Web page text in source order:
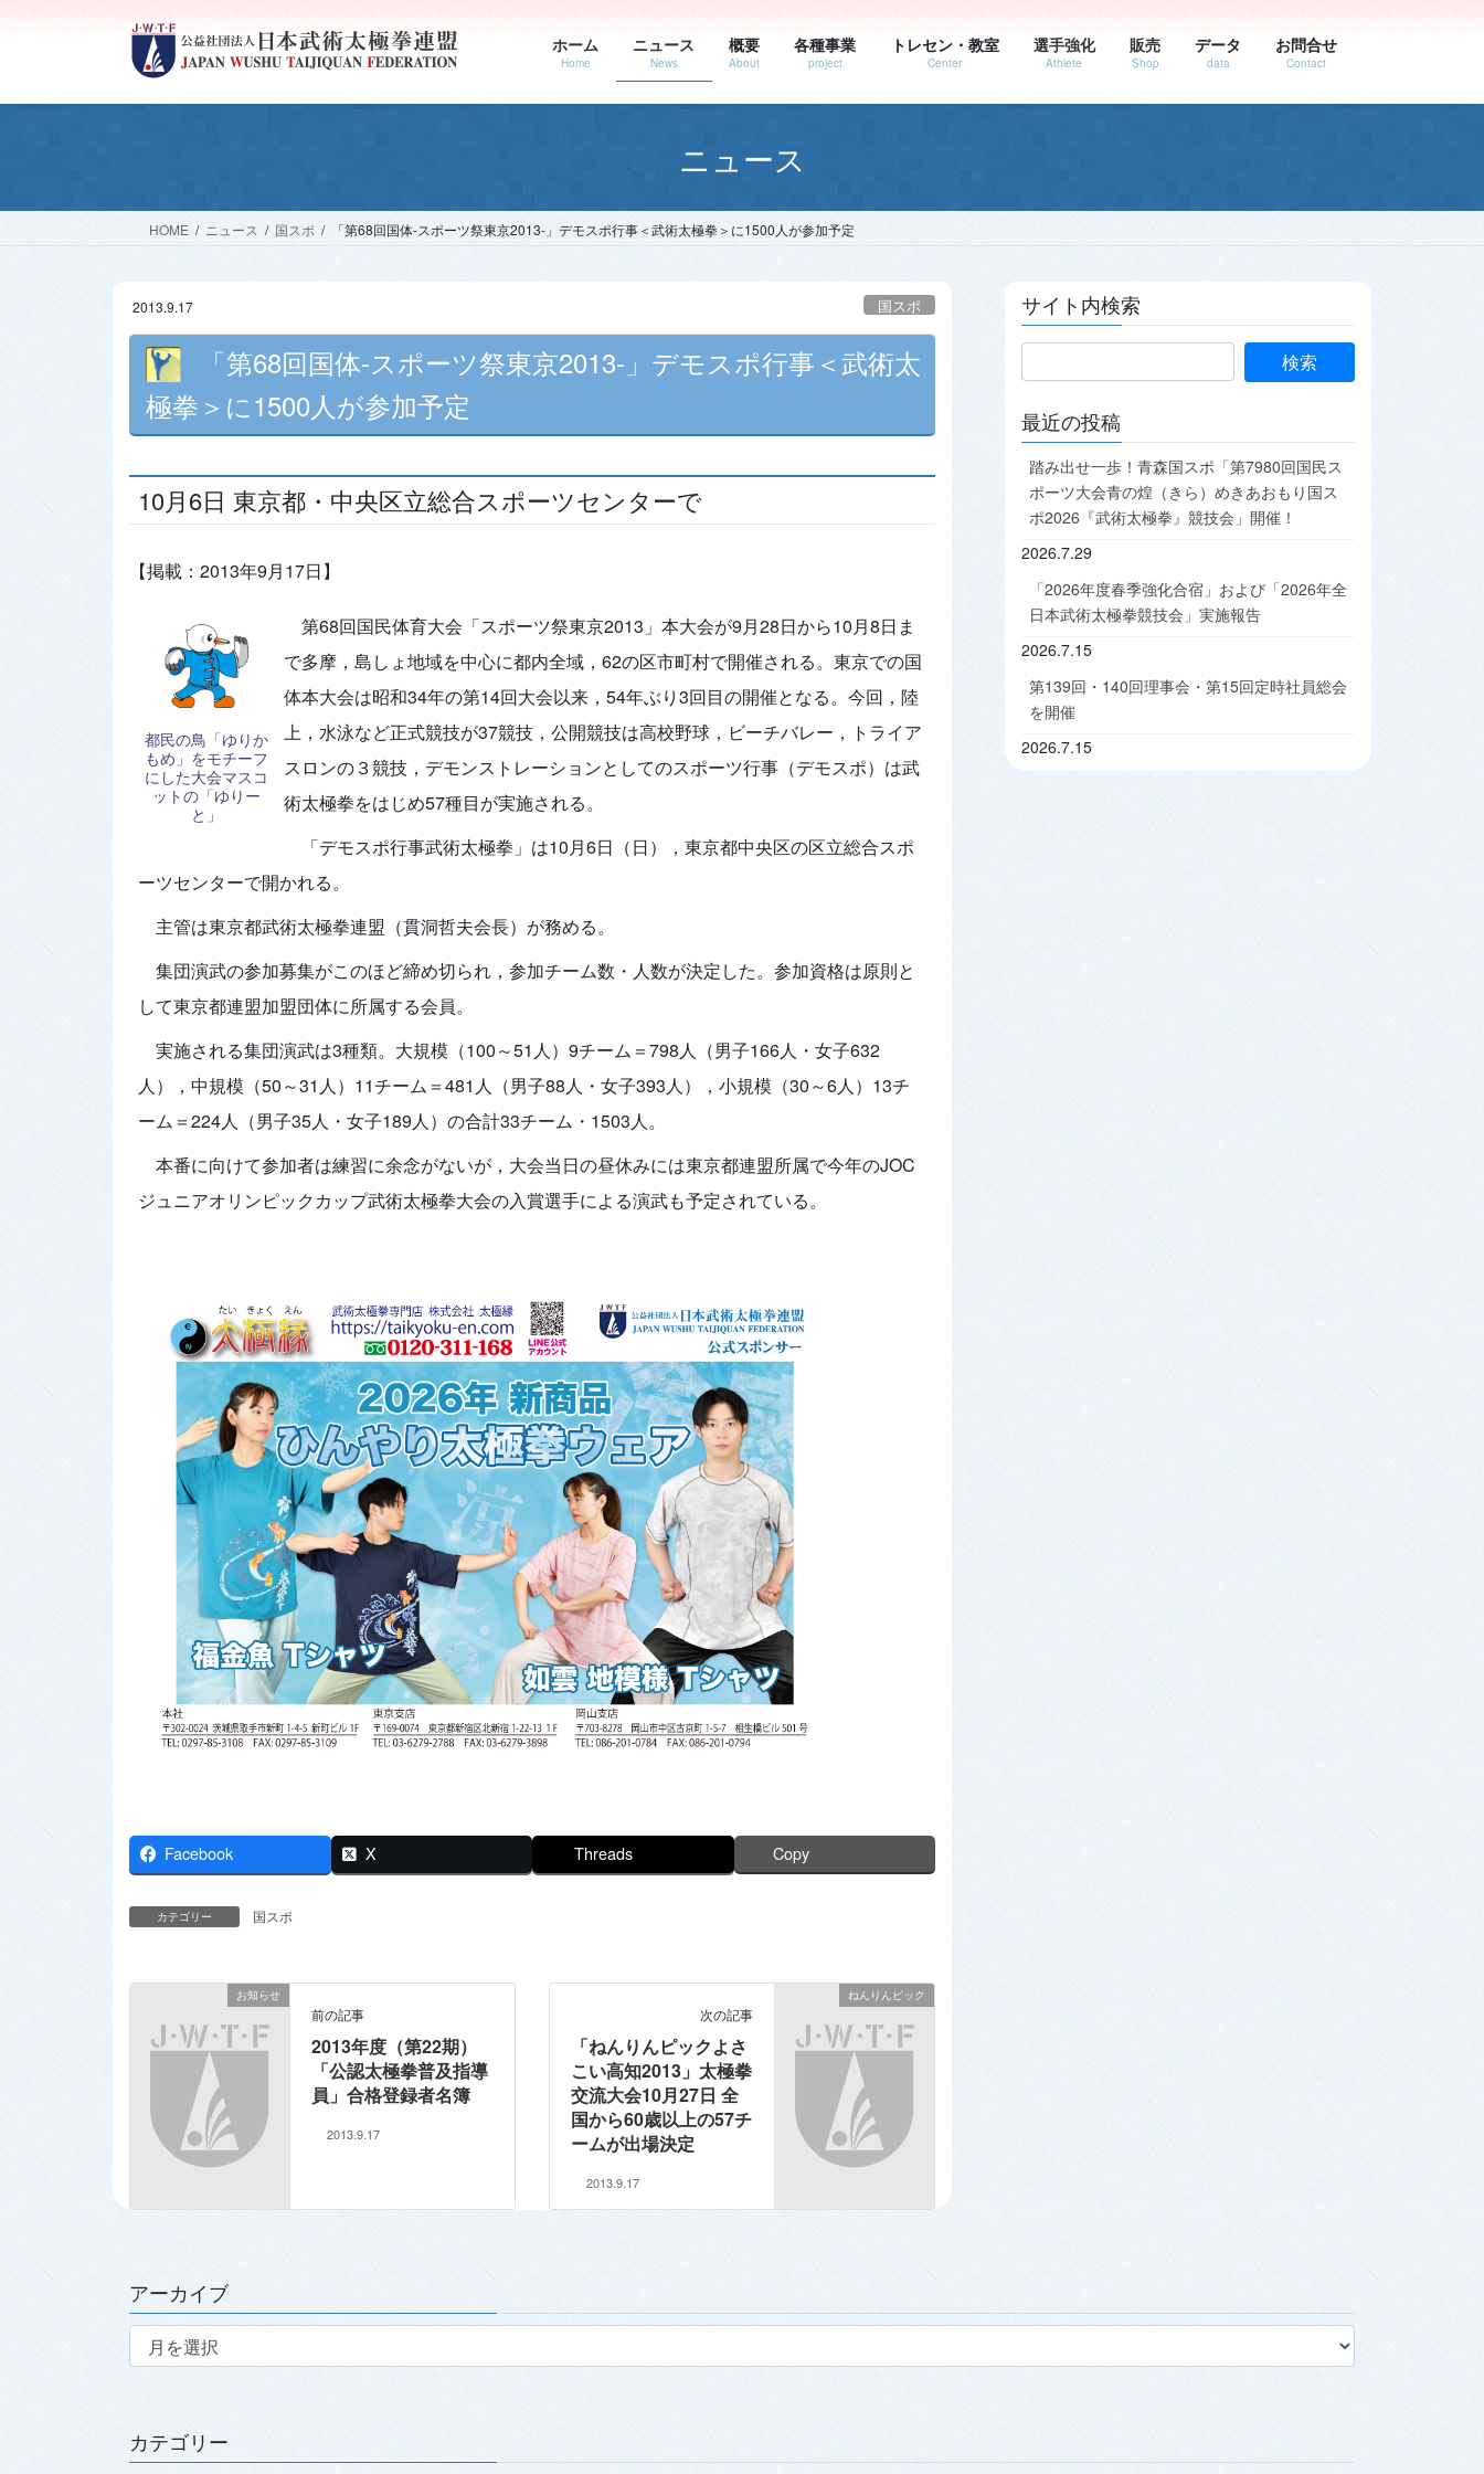
ホーム
Home
ニュース
News
概要
About
各種事業
project
トレセン・教室
Center
選手強化
Athlete
販売
Shop
データ
data
お問合せ
Contact
ニュース
HOME ニュース 国スポ 「第68回国体-スポーツ祭東京2013-」デモスポ行事＜武術太極拳＞に1500人が参加予定
2013.9.17 国スポ
「第68回国体-スポーツ祭東京2013-」デモスポ行事＜武術太
極拳＞に1500人が参加予定
10月6日 東京都・中央区立総合スポーツセンターで
【掲載：2013年9月17日】
都民の鳥「ゆりか
もめ」をモチーフ
にした大会マスコ
ットの「ゆりー
と」
第68回国民体育大会「スポーツ祭東京2013」本大会が9月28日から10月8日ま
で多摩，島しょ地域を中心に都内全域，62の区市町村で開催される。東京での国
体本大会は昭和34年の第14回大会以来，54年ぶり3回目の開催となる。今回，陸
上，水泳など正式競技が37競技，公開競技は高校野球，ビーチバレー，トライア
スロンの３競技，デモンストレーションとしてのスポーツ行事（デモスポ）は武
術太極拳をはじめ57種目が実施される。
「デモスポ行事武術太極拳」は10月6日（日），東京都中央区の区立総合スポ
ーツセンターで開かれる。
主管は東京都武術太極拳連盟（貫洞哲夫会長）が務める。
集団演武の参加募集がこのほど締め切られ，参加チーム数・人数が決定した。参加資格は原則と
して東京都連盟加盟団体に所属する会員。
実施される集団演武は3種類。大規模（100～51人）9チーム＝798人（男子166人・女子632
人），中規模（50～31人）11チーム＝481人（男子88人・女子393人），小規模（30～6人）13チ
ーム＝224人（男子35人・女子189人）の合計33チーム・1503人。
本番に向けて参加者は練習に余念がないが，大会当日の昼休みには東京都連盟所属で今年のJOC
ジュニアオリンピックカップ武術太極拳大会の入賞選手による演武も予定されている。
Facebook X Threads Copy
カテゴリー 国スポ
お知らせ
前の記事
2013年度（第22期）
「公認太極拳普及指導
員」合格登録者名簿
2013.9.17
ねんりんピック
次の記事
「ねんりんピックよさ
こい高知2013」太極拳
交流大会10月27日 全
国から60歳以上の57チ
ームが出場決定
2013.9.17
サイト内検索
最近の投稿
踏み出せ一歩！青森国スポ「第7980回国民ス
ポーツ大会青の煌（きら）めきあおもり国ス
ポ2026『武術太極拳』競技会」開催！
2026.7.29
「2026年度春季強化合宿」および「2026年全
日本武術太極拳競技会」実施報告
2026.7.15
第139回・140回理事会・第15回定時社員総会
を開催
2026.7.15
アーカイブ
ア
ブ
カテゴリー